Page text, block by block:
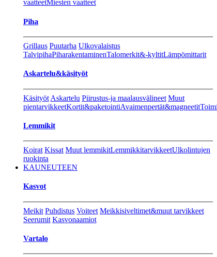
vaatteetMiesten vaatteet
Piha
Grillaus Puutarha Ulkovalaistus
TalvipihaPiharakentaminenTalomerkit&-kyltitLämpömittarit
Askartelu&käsityöt
Käsityöt Askartelu Piirustus-ja maalausvälineet Muut
pientarvikkeetKortit&paketointiAvaimenpertät&magneetit
Lemmikit
Koirat Kissat Muut lemmikitLemmikkitarvikkeetUlkolintujen
ruokinta
KAUNEUTEEN
Kasvot
Meikit Puhdistus Voiteet Meikkisiveltimet&muut tarvikkeet
Seerumit Kasvonaamiot
Vartalo